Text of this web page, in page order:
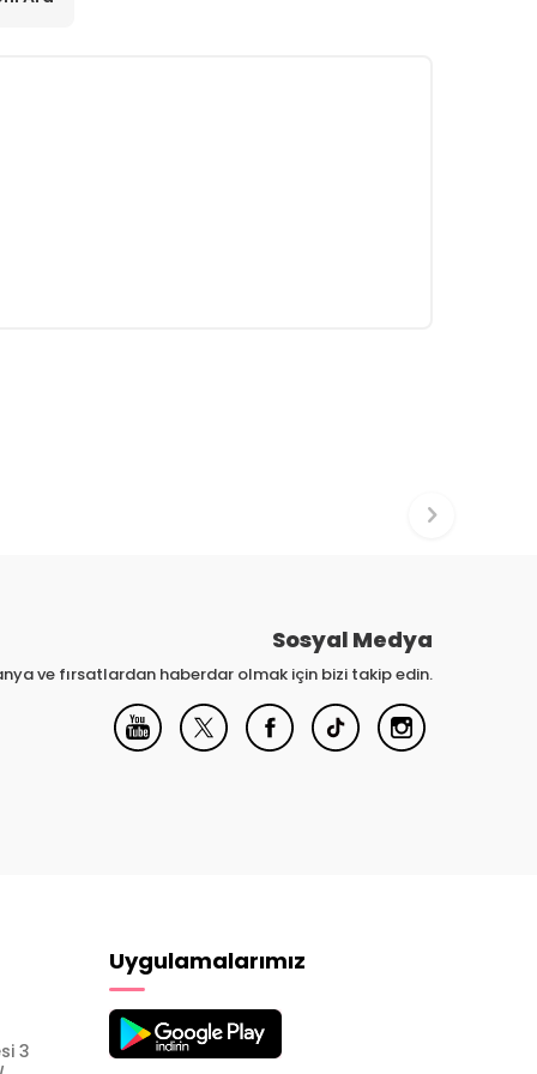
Sosyal Medya
ve fırsatlardan haberdar olmak için bizi takip edin.
3
Uygulamalarımız